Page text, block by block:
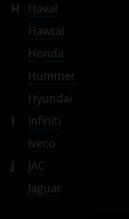
H
Haval
Hawtai
Honda
Hummer
Hyundai
I
Infiniti
Iveco
J
JAC
Jaguar